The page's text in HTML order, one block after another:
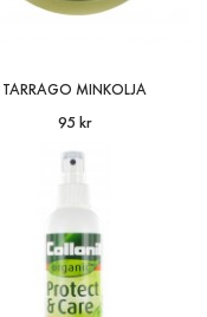
TARRAGO MINKOLJA
95 kr